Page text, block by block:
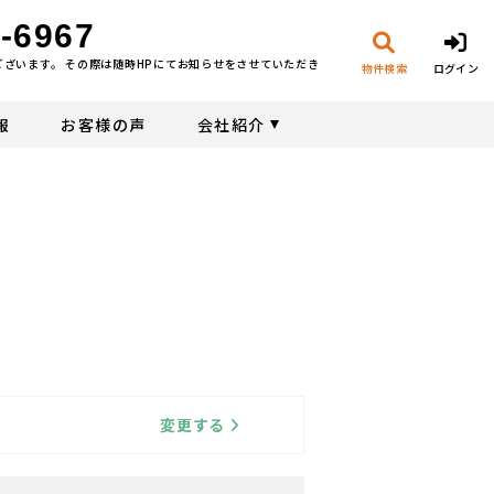
6967
います。 その際は随時HPにてお知らせをさせていただき 物件検索 ログイン
お客様の声 会社紹介
変更する